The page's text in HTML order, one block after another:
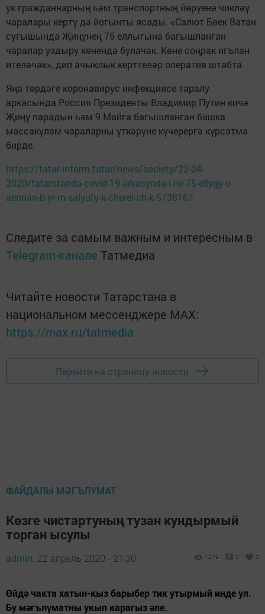
ук гражданнарның һәм транспортның йөрүенә чикләү
чаралары кертү дә йогынты ясады. «Салют Бөек Ватан
сугышында Җиңүнең 75 еллыгына багышланган
чаралар уздыру көнендә булачак. Көне соңрак игълан
ителәчәк», дип ачыклык керттеләр оператив штабта.
Яңа төрдәге коронавирус инфекциясе таралу
аркасында Россия Президенты Владимир Путин кичә
Җиңү парадын һәм 9 Майга багышланган башка
массакүләм чараларны үткәрүне күчерергә күрсәтмә
бирде.
https://tatar-inform.tatar/news/society/22-04-
2020/tatarstanda-covid-19-arkasynda-i-ne-75-ellygy-u-
aennan-b-yr-m-salyuty-k-cherel-ch-k-5738167
Следите за самым важным и интересным в
Telegram-канале Татмедиа
Читайте новости Татарстана в
национальном мессенджере MАХ:
https://max.ru/tatmedia
Перейти на страницу новости
ФАЙДАЛЫ МӘГЪЛҮМАТ
Көзге чистартуның тузан кундырмый
торган ысулы
admin, 22 апрель 2020 - 21:30 1219 0 0
Өйдә чакта хатын-кыз барыбер тик утырмый инде ул.
Бу мәгълүматны укып карагыз әле.